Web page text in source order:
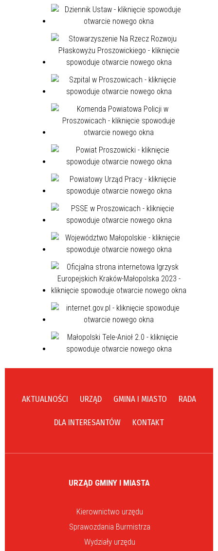
AKTUALNOŚCI URZĄD GMINA I MIASTO RADA
DLA INTERESANTÓW KONTAKT
URZĄD GMINY I MIASTA
Kierownictwo urzędu
Sprawozdania Burmistrza
Wydziały urzędu